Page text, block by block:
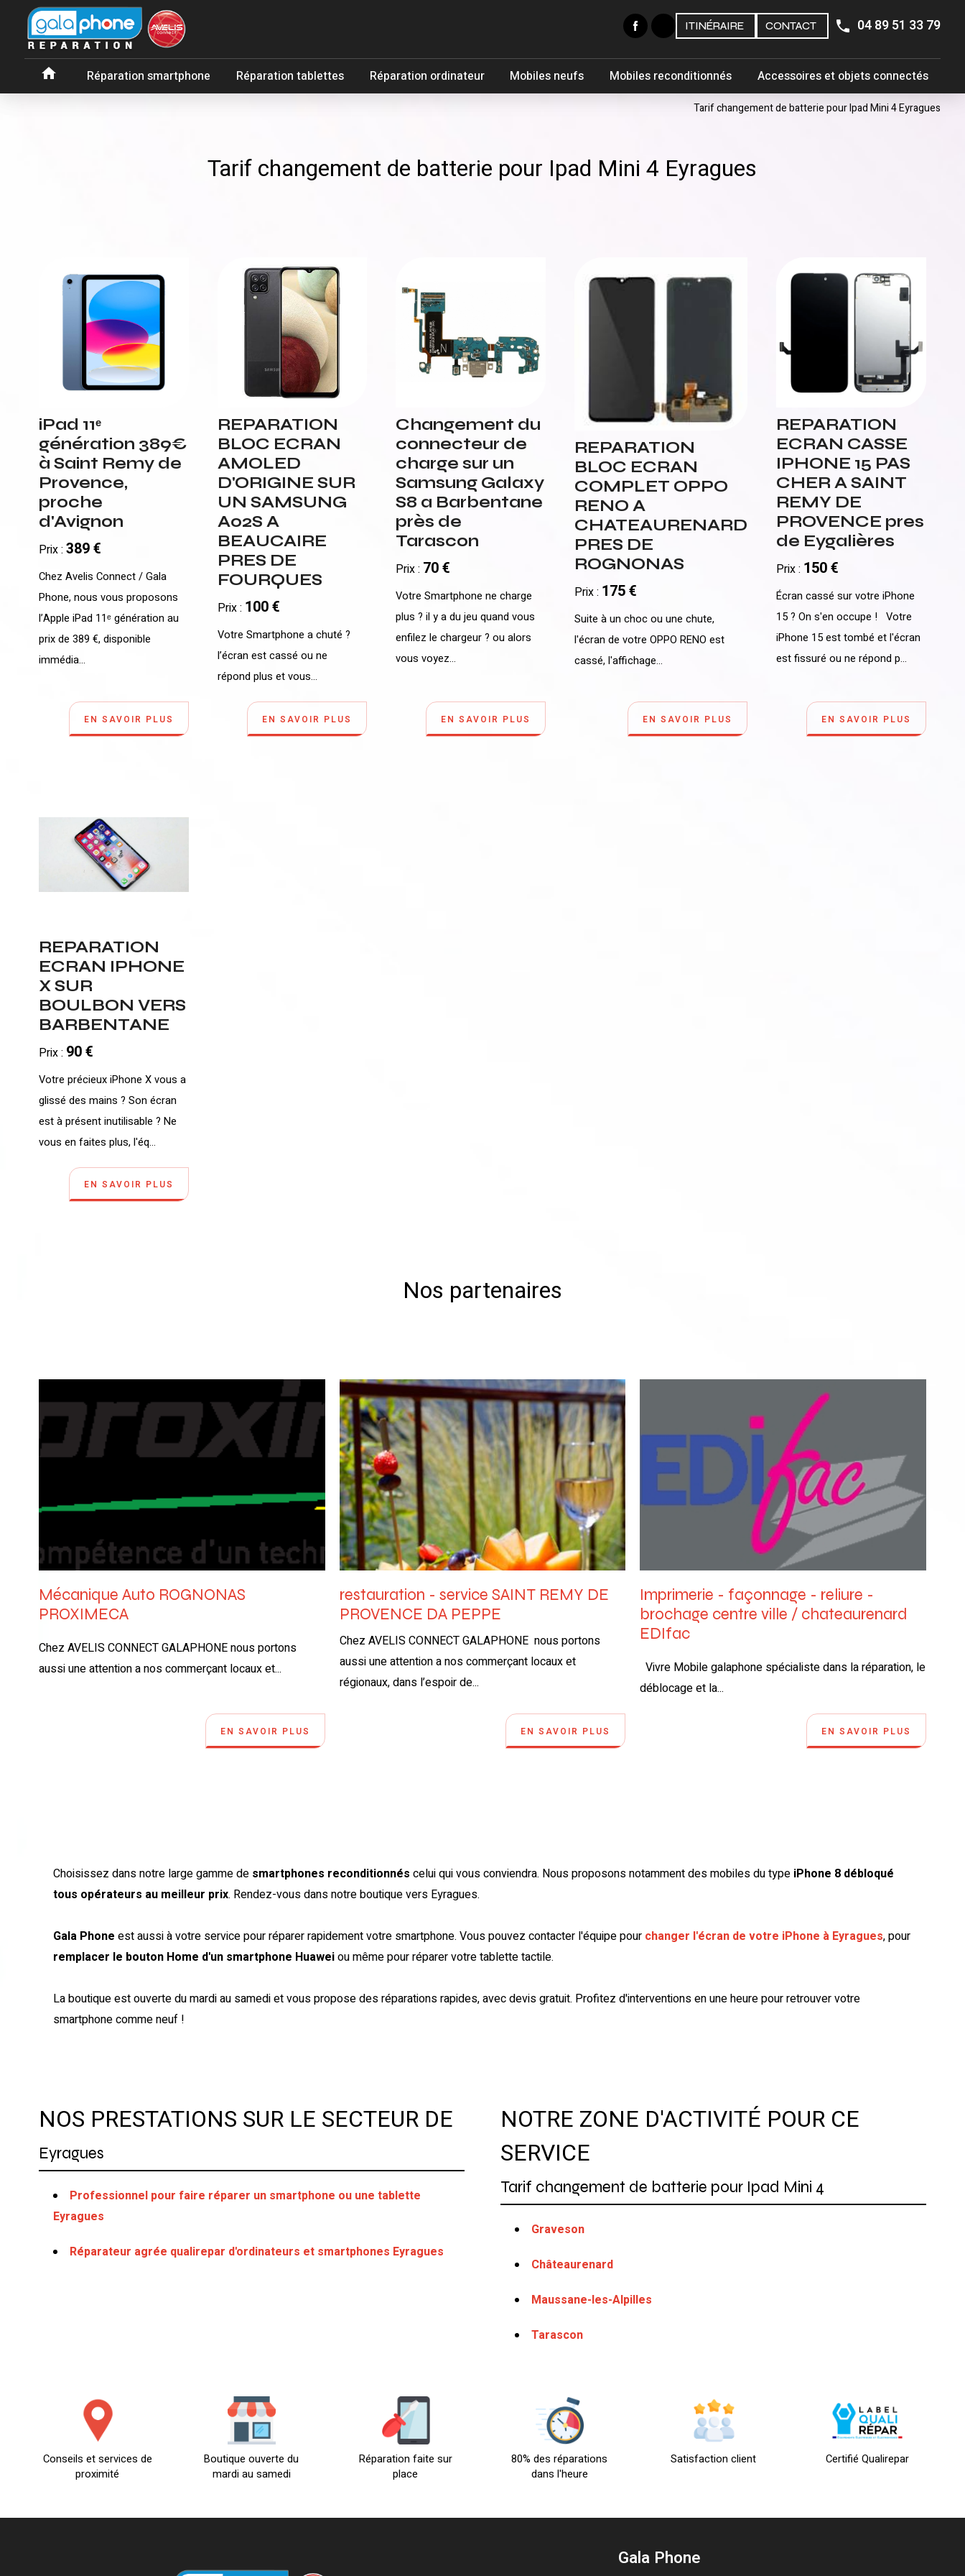
ITINÉRAIRE CONTACT 04 89 51 33 79
home Réparation smartphone Réparation tablettes Réparation ordinateur Mobiles neufs Mobiles reconditionnés Accessoires et objets connectés
Tarif changement de batterie pour Ipad Mini 4 Eyragues
Tarif changement de batterie pour Ipad Mini 4 Eyragues
iPad 11ᵉ
génération 389€
à Saint Remy de
Provence,
proche
d'Avignon
Prix : 389 €
Chez Avelis Connect / Gala
Phone, nous vous proposons
l’Apple iPad 11ᵉ génération au
prix de 389 €, disponible
immédia...
EN SAVOIR PLUS
REPARATION
BLOC ECRAN
AMOLED
D'ORIGINE SUR
UN SAMSUNG
A02S A
BEAUCAIRE
PRES DE
FOURQUES
Prix : 100 €
Votre Smartphone a chuté ?
l’écran est cassé ou ne
répond plus et vous...
EN SAVOIR PLUS
Changement du
connecteur de
charge sur un
Samsung Galaxy
S8 a Barbentane
près de
Tarascon
Prix : 70 €
Votre Smartphone ne charge
plus ? il y a du jeu quand vous
enfilez le chargeur ? ou alors
vous voyez...
EN SAVOIR PLUS
REPARATION
BLOC ECRAN
COMPLET OPPO
RENO A
CHATEAURENARD
PRES DE
ROGNONAS
Prix : 175 €
Suite à un choc ou une chute,
l'écran de votre OPPO RENO est
cassé, l'affichage...
EN SAVOIR PLUS
REPARATION
ECRAN CASSE
IPHONE 15 PAS
CHER A SAINT
REMY DE
PROVENCE pres
de Eygalières
Prix : 150 €
Écran cassé sur votre iPhone
15 ? On s'en occupe ! Votre
iPhone 15 est tombé et l'écran
est fissuré ou ne répond p...
EN SAVOIR PLUS
REPARATION
ECRAN IPHONE
X SUR
BOULBON VERS
BARBENTANE
Prix : 90 €
Votre précieux iPhone X vous a
glissé des mains ? Son écran
est à présent inutilisable ? Ne
vous en faites plus, l'éq...
EN SAVOIR PLUS
Nos partenaires
Mécanique Auto ROGNONAS
PROXIMECA
Chez AVELIS CONNECT GALAPHONE nous portons
aussi une attention a nos commerçant locaux et...
EN SAVOIR PLUS
restauration - service SAINT REMY DE
PROVENCE DA PEPPE
Chez AVELIS CONNECT GALAPHONE nous portons
aussi une attention a nos commerçant locaux et
régionaux, dans l’espoir de...
EN SAVOIR PLUS
Imprimerie - façonnage - reliure -
brochage centre ville / chateaurenard
EDIfac
Vivre Mobile galaphone spécialiste dans la réparation, le
déblocage et la...
EN SAVOIR PLUS
Choisissez dans notre large gamme de smartphones reconditionnés celui qui vous conviendra. Nous proposons notamment des mobiles du type iPhone 8 débloqué
tous opérateurs au meilleur prix. Rendez-vous dans notre boutique vers Eyragues.
Gala Phone est aussi à votre service pour réparer rapidement votre smartphone. Vous pouvez contacter l'équipe pour changer l'écran de votre iPhone à Eyragues, pour
remplacer le bouton Home d'un smartphone Huaweiou même pour réparer votre tablette tactile.
La boutique est ouverte du mardi au samedi et vous propose des réparations rapides, avec devis gratuit. Profitez d'interventions en une heure pour retrouver votre
smartphone comme neuf !
NOS PRESTATIONS SUR LE SECTEUR DE
Eyragues
Professionnel pour faire réparer un smartphone ou une tablette
Eyragues
Réparateur agrée qualirepar d'ordinateurs et smartphones Eyragues
NOTRE ZONE D'ACTIVITÉ POUR CE
SERVICE
Tarif changement de batterie pour Ipad Mini 4
Graveson
Châteaurenard
Maussane-les-Alpilles
Tarascon
Conseils et services de
proximité
Boutique ouverte du
mardi au samedi
Réparation faite sur
place
80% des réparations
dans l'heure
Satisfaction client Certifié Qualirepar
Gala Phone
Panneau de gestion des cookies